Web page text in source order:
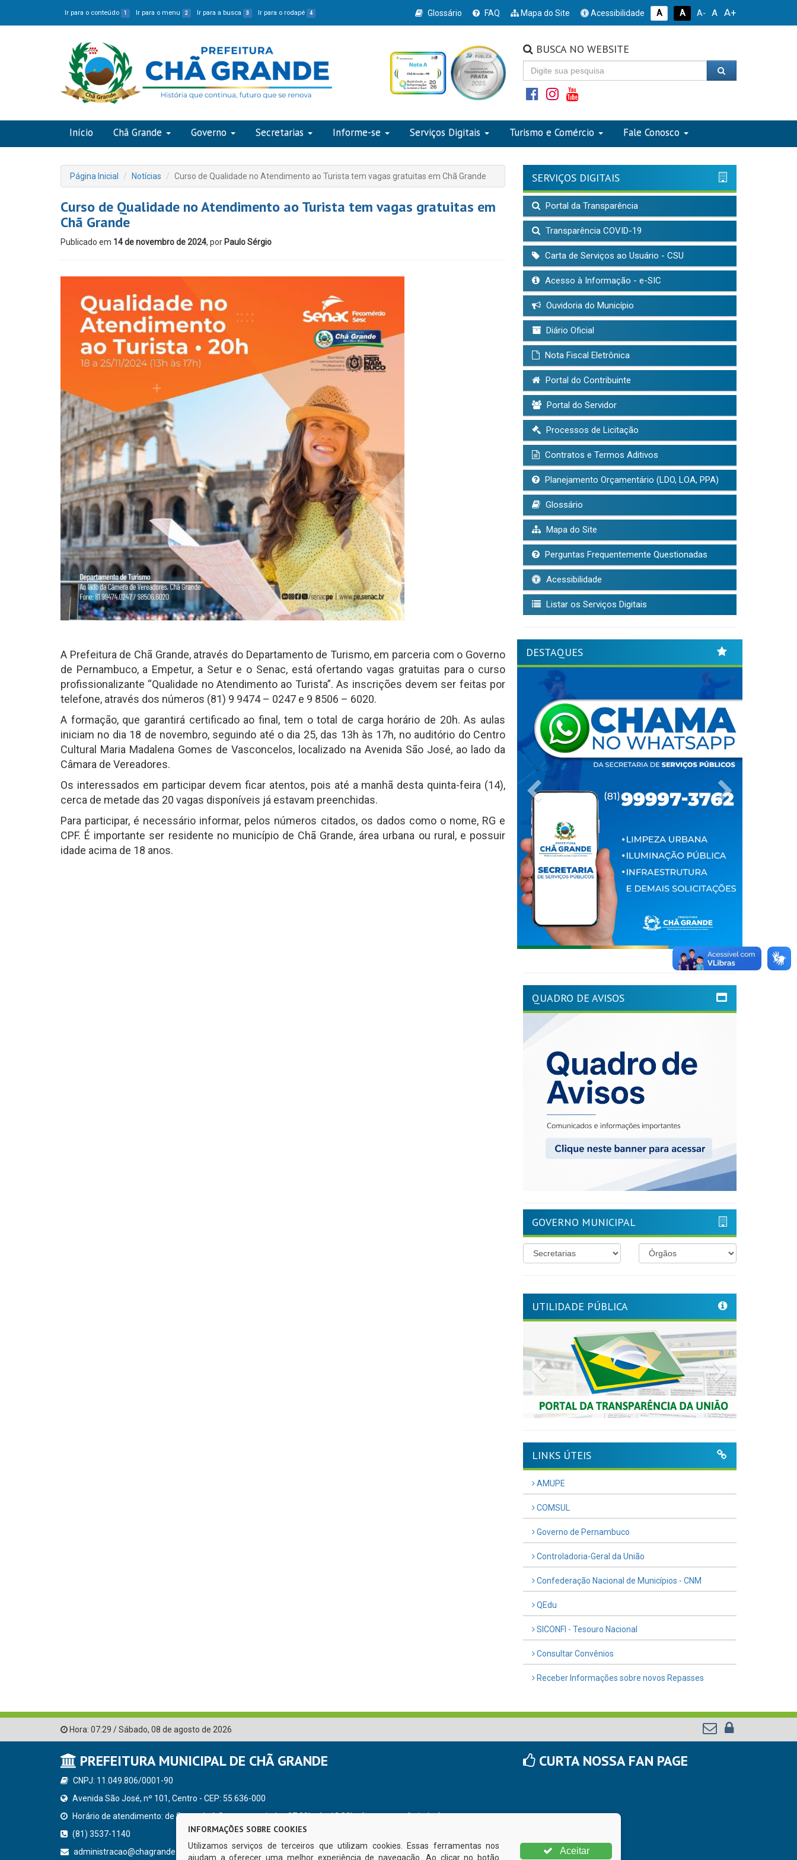
Ir para o conteúdo 1 Ir para o menu 2 Ir para a busca 3 Ir para o rodapé 4 Glossário FAQ Mapa do Site Acessibilidade A A A- A A+
BUSCA NO WEBSITE
Início Chã Grande Governo Secretarias Informe-se Serviços Digitais Turismo e Comércio Fale Conosco
Página Inicial Notícias Curso de Qualidade no Atendimento ao Turista tem vagas gratuitas em Chã Grande
Curso de Qualidade no Atendimento ao Turista tem vagas gratuitas em
Chã Grande
Publicado em 14 de novembro de 2024, por Paulo Sérgio
A Prefeitura de Chã Grande, através do Departamento de Turismo, em parceria com o Governo
de Pernambuco, a Empetur, a Setur e o Senac, está ofertando vagas gratuitas para o curso
profissionalizante “Qualidade no Atendimento ao Turista”. As inscrições devem ser feitas por
telefone, através dos números (81) 9 9474 – 0247 e 9 8506 – 6020.
A formação, que garantirá certificado ao final, tem o total de carga horário de 20h. As aulas
iniciam no dia 18 de novembro, seguindo até o dia 25, das 13h às 17h, no auditório do Centro
Cultural Maria Madalena Gomes de Vasconcelos, localizado na Avenida São José, ao lado da
Câmara de Vereadores.
Os interessados em participar devem ficar atentos, pois até a manhã desta quinta-feira (14),
cerca de metade das 20 vagas disponíveis já estavam preenchidas.
Para participar, é necessário informar, pelos números citados, os dados como o nome, RG e
CPF. É importante ser residente no município de Chã Grande, área urbana ou rural, e possuir
idade acima de 18 anos.
SERVIÇOS DIGITAIS
Portal da Transparência
Transparência COVID-19
Carta de Serviços ao Usuário - CSU
Acesso à Informação - e-SIC
Ouvidoria do Município
Diário Oficial
Nota Fiscal Eletrônica
Portal do Contribuinte
Portal do Servidor
Processos de Licitação
Contratos e Termos Aditivos
Planejamento Orçamentário (LDO, LOA, PPA)
Glossário
Mapa do Site
Perguntas Frequentemente Questionadas
Acessibilidade
Listar os Serviços Digitais
DESTAQUES
Previous
QUADRO DE AVISOS
GOVERNO MUNICIPAL
UTILIDADE PÚBLICA
Previous
LINKS ÚTEIS
AMUPE
COMSUL
Governo de Pernambuco
Controladoria-Geral da União
Confederação Nacional de Municípios - CNM
QEdu
SICONFI - Tesouro Nacional
Consultar Convênios
Receber Informações sobre novos Repasses
Hora: 07:29 /Sábado, 08 de agosto de 2026
PREFEITURA MUNICIPAL DE CHÃ GRANDE
CNPJ: 11.049.806/0001-90
Avenida São José, nº 101, Centro - CEP: 55.636-000
Horário de atendimento: de Segunda à Sexta, a partir das 07:00hs às 13:00hs (exceto nos feriados)
(81) 3537-1140
administracao@chagrande.pe.gov.br
CURTA NOSSA FAN PAGE
INFORMAÇÕES SOBRE COOKIES
Utilizamos serviços de terceiros que utilizam cookies. Essas ferramentas nos
ajudam a oferecer uma melhor experiência de navegação. Ao clicar no botão
Aceitar